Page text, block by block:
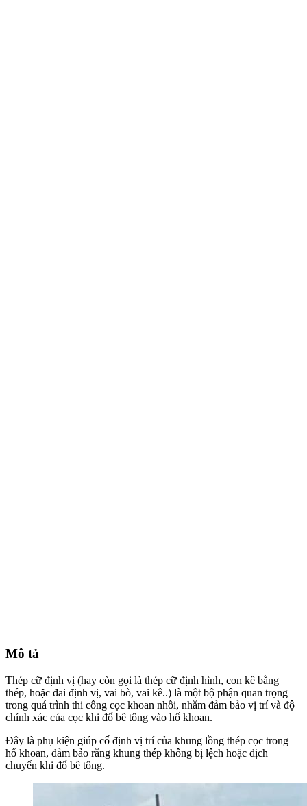
Mô tả
Thép cữ định vị (hay còn gọi là thép cữ định hình, con kê bằng
thép, hoặc đai định vị, vai bò, vai kê..) là một bộ phận quan trọng
trong quá trình thi công cọc khoan nhồi, nhằm đảm bảo vị trí và độ
chính xác của cọc khi đổ bê tông vào hố khoan.
Đây là phụ kiện giúp cố định vị trí của khung lồng thép cọc trong
hố khoan, đảm bảo rằng khung thép không bị lệch hoặc dịch
chuyển khi đổ bê tông.